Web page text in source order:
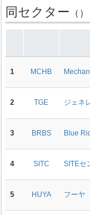
同セクター （）
1 MCHB
2 TGE ジェネ
3 BRBS Blue
4 SITC SITEセ
5 HUYA フーヤ